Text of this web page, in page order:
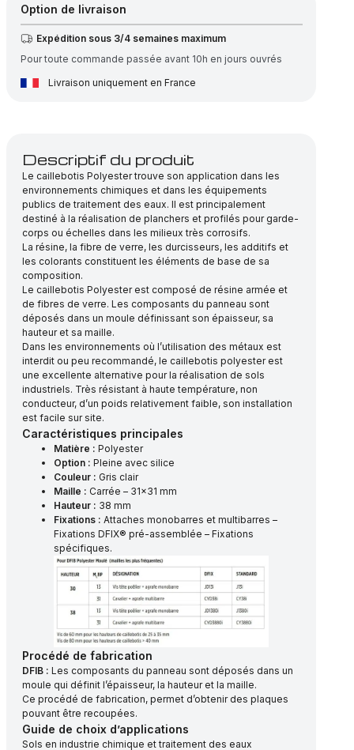
31×31
–
hauteur
38
Option de livraison
Expédition sous 3/4 semaines maximum
Pour toute commande passée avant 10h en jours ouvrés
Livraison uniquement en France
Descriptif du produit
Le caillebotis Polyester trouve son application dans les
environnements chimiques et dans les équipements
publics de traitement des eaux. Il est principalement
destiné à la réalisation de planchers et profilés pour garde-
corps ou échelles dans les milieux très corrosifs.
La résine, la fibre de verre, les durcisseurs, les additifs et
les colorants constituent les éléments de base de sa
composition.
Le caillebotis Polyester est composé de résine armée et
de fibres de verre. Les composants du panneau sont
déposés dans un moule définissant son épaisseur, sa
hauteur et sa maille.
Dans les environnements où l’utilisation des métaux est
interdit ou peu recommandé, le caillebotis polyester est
une excellente alternative pour la réalisation de sols
industriels. Très résistant à haute température, non
conducteur, d’un poids relativement faible, son installation
est facile sur site.
Caractéristiques principales
Matière : Polyester
Option : Pleine avec silice
Couleur : Gris clair
Maille : Carrée – 31×31 mm
Hauteur : 38 mm
Fixations : Attaches monobarres et multibarres –
Fixations DFIX® pré-assemblée – Fixations
spécifiques.
Procédé de fabrication
DFIB : Les composants du panneau sont déposés dans un
moule qui définit l’épaisseur, la hauteur et la maille.
Ce procédé de fabrication, permet d’obtenir des plaques
pouvant être recoupées.
Guide de choix d’applications
Sols en industrie chimique et traitement des eaux